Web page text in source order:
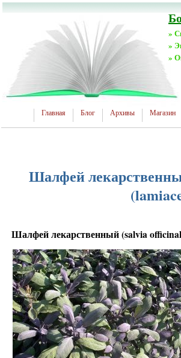
»
»
»
Главная Блог Архивы Магазин
Шалфей
Шалфей лекарственный (salvia